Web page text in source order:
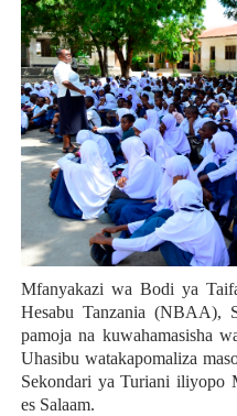
Mfanyakazi wa Bodi ya
Hesabu Tanzania (NBAA),
pamoja na kuwahamasisha
Uhasibu watakapomaliza
Sekondari ya Turiani iliyopo
es Salaam.